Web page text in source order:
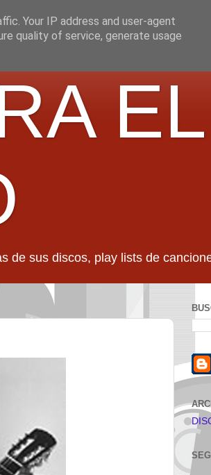
EL
de sus discos, play lists de
Your IP address and user-agent
quality of service, generate usage